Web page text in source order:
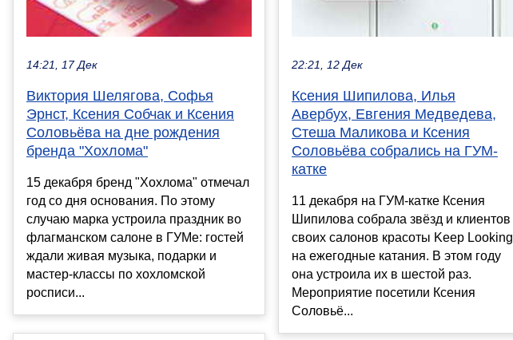
14:21, 17 Дек
Виктория Шелягова, Софья
Эрнст, Ксения Собчак и Ксения
Соловьёва на дне рождения
бренда "Хохлома"
15 декабря бренд "Хохлома" отмечал
год со дня основания. По этому
случаю марка устроила праздник во
флагманском салоне в ГУМе: гостей
ждали живая музыка, подарки и
мастер-классы по хохломской
росписи...
22:21, 12 Дек
Ксения Шипилова, Илья
Авербух, Евгения Медведева,
Стеша Маликова и Ксения
Соловьёва собрались на ГУМ-
катке
11 декабря на ГУМ-катке Ксения
Шипилова собрала звёзд и клиентов
своих салонов красоты Keep Looking
на ежегодные катания. В этом году
она устроила их в шестой раз.
Мероприятие посетили Ксения
Соловьё...